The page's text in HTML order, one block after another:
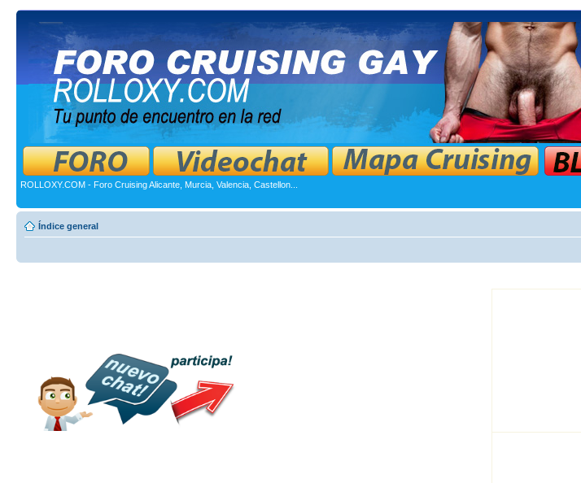
ROLLOXY.COM - Foro Cruising Alicante, Murcia, Valencia, Castellon...
Índice general